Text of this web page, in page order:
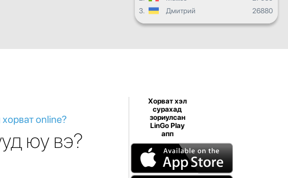
3.
Дмитрий 26880
online?
юу вэ?
Хорват хэл
сурахад
зориулсан
LinGo Play
апп